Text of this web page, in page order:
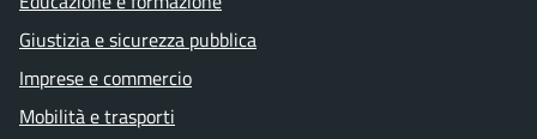
Giustizia e sicurezza pubblica
Imprese e commercio
Mobilità e trasporti